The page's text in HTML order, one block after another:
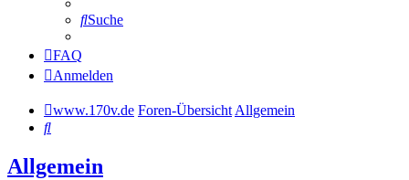
Suche
FAQ
Anmelden
www.170v.de Foren-ÜbersichtAllgemein
Suche
Allgemein